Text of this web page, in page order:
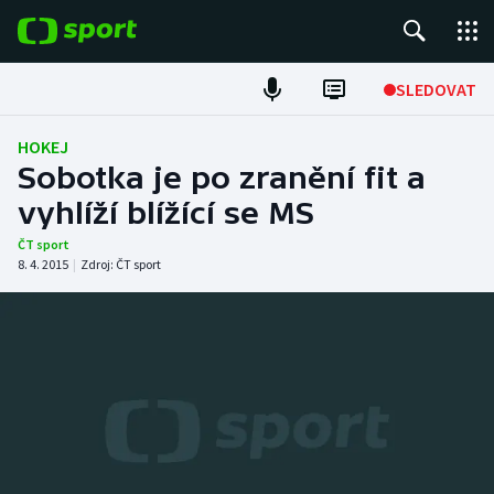
SLEDOVAT
Fotbal
Hokej
Tenis
Atletika
HOKEJ
Sobotka je po zranění fit a
vyhlíží blížící se MS
ČT sport
8. 4. 2015 | Zdroj: ČT sport